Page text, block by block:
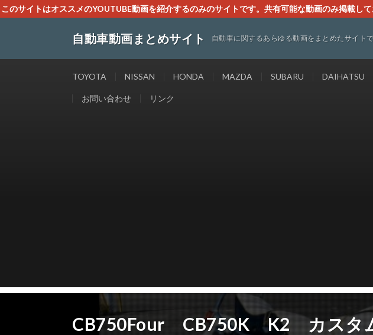
このサイトはオススメのYOUTUBE動画を紹介するのみのサイトです。共有可能な動画のみ掲載
自動車動画まとめサイト 自動車に関するあらゆる動画をまとめたサイト
TOYOTA NISSAN HONDA MAZDA SUBARU DAIHATSU
お問い合わせ リンク
CB750Four CB750K K2 カスタ